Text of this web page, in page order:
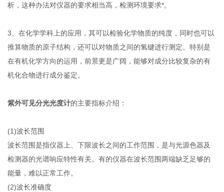
析，这种办法对仪器的要求相当高，检测环境要求*。
3、在化学学科上的应用，其可以检验化学物质的纯度，同时也可以
推算物质的原子结构，还可以对物质之间的氢键进行测定。特别是
在有机化学方向的运用，前景更是广阔，能够对成分比较复杂的有
机化合物进行成分鉴定。
紫外可见分光光度计的主要指标介绍：
(1)波长范围
波长范围是指仪器上、下限波长之间的工作范围，是与光源色器及
检测器的光谱响应特性有关。有的仪器在波长范围两端缺乏足够的
能量，难以正常工作。
(2)波长准确度